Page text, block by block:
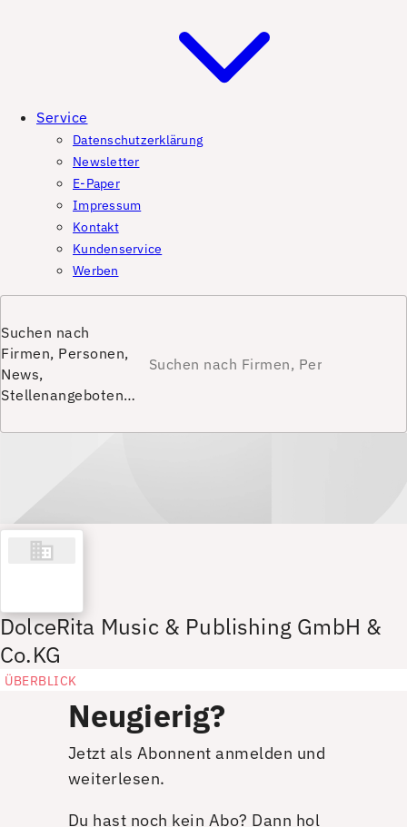
Service
Datenschutzerklärung
Newsletter
E-Paper
Impressum
Kontakt
Kundenservice
Werben
Suchen nach
Firmen, Personen,
News,
Stellenangeboten…
DolceRita Music & Publishing GmbH &
Co.KG
ÜBERBLICK
Neugierig?
Jetzt als Abonnent anmelden und
weiterlesen.
Du hast noch kein Abo? Dann hol